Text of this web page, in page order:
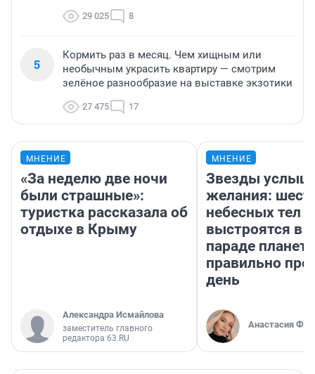
29 025 8
5
Кормить раз в месяц. Чем хищным или
необычным украсить квартиру — смотрим
зелёное разнообразие на выставке экзотики
27 475 17
МНЕНИЕ
«За неделю две ночи
были страшные»:
туристка рассказала об
отдыхе в Крыму
Александра Исмайлова
заместитель главного
редактора 63.RU
МНЕНИЕ
Звезды
желания:
небесных тел
выстроятся в
параде планет
правильно
день
Анастасия